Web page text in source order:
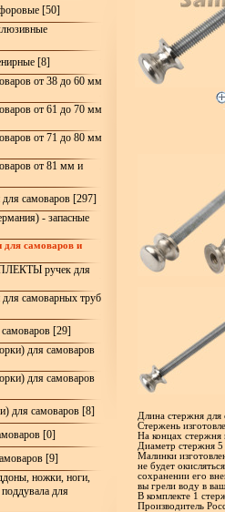
[50]
[8]
от 38 до 60 мм
от 61 до 70 мм
от 71 до 80 мм
от 81 мм и
для самоваров [297]
- запасные
для самоваров и
ручек для
для самоварных труб
[29]
для самоваров
для самоваров
для самоваров [8]
[0]
[9]
ножки, ноги,
для
Длина стержня
Стержень
На концах стержня
Диаметр стержня
Малинки
не будет
сохранении его
вы грели воду в
В комплекте 1
Производитель